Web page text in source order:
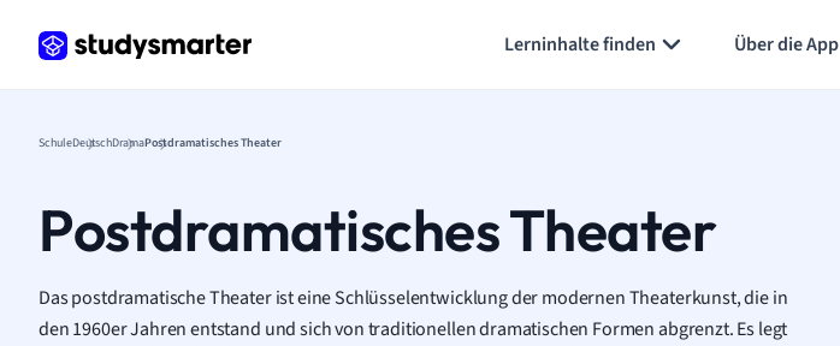
Lerninhalte finden Über die App
SchuleDeutschDramaPostdramatisches Theater
Postdramatisches Theater
Das postdramatische Theater ist eine Schlüsselentwicklung der modernen Theaterkunst, die in
den 1960er Jahren entstand und sich von traditionellen dramatischen Formen abgrenzt. Es legt